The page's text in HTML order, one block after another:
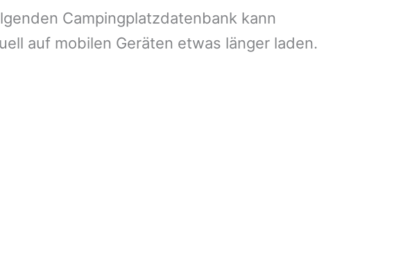
Campingplatzdatenbank kann
auf mobilen Geräten etwas länger laden.